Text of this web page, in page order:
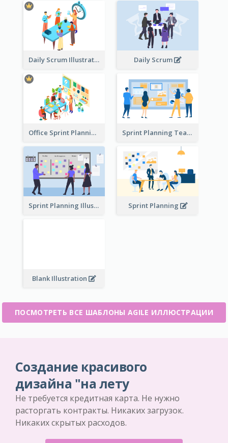
Daily Scrum Illustration Daily Scrum
Office Sprint Planning Sprint Planning Team
Sprint Planning Illustration Sprint Planning
Blank Illustration
ПОСМОТРЕТЬ ВСЕ ШАБЛОНЫ AGILE ИЛЛЮСТРАЦИИ
Создание красивого
дизайна "на лету
Не требуется кредитная карта. Не нужно
расторгать контракты. Никаких загрузок.
Никаких скрытых расходов.